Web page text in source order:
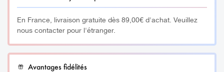
En France, livraison gratuite dès 89,00€ d'achat. Veuillez
nous contacter pour l'étranger.
Avantages fidélités